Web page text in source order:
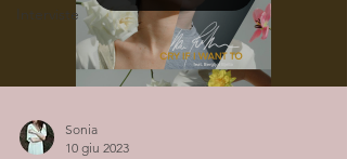
Interviste
Sonia
10 giu 2023